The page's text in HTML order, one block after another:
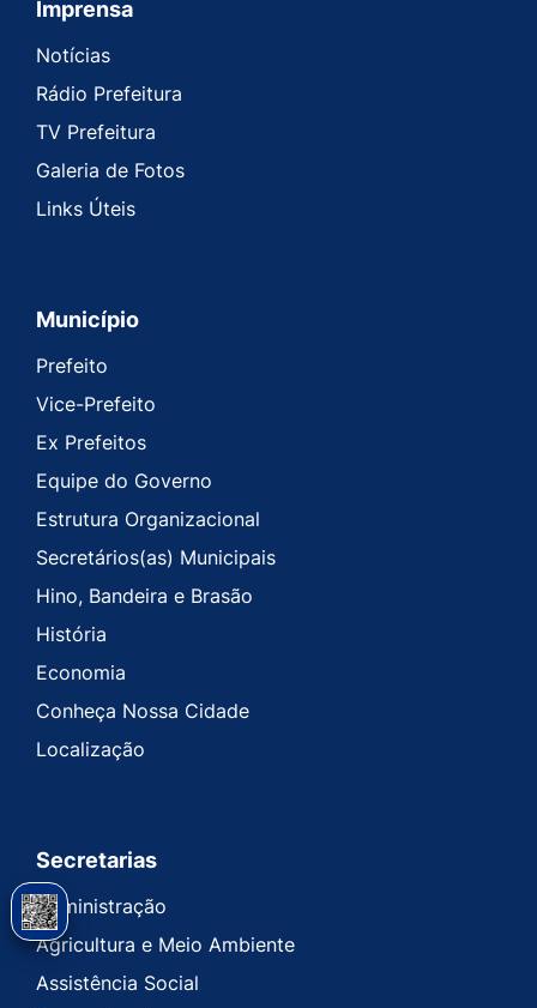
Seção do Rodapé e Contato
Imprensa
Notícias
Rádio Prefeitura
TV Prefeitura
Galeria de Fotos
Links Úteis
Município
Prefeito
Vice-Prefeito
Ex Prefeitos
Equipe do Governo
Estrutura Organizacional
Secretários(as) Municipais
Hino, Bandeira e Brasão
História
Economia
Conheça Nossa Cidade
Localização
Secretarias
Administração
Agricultura e Meio Ambiente
Assistência Social